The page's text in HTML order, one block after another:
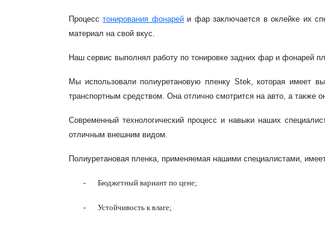
Процесстонирования фонарейи фар заключается в оклейке их
материал на свой вкус.
Наш сервис выполнял работу по тонировке задних фар и фонарей
Мы использовали полиуретановую пленку Stek, которая имеет
транспортным средством. Она отлично смотрится на авто, а также
Современный технологический процесс и навыки наших
отличным внешним видом.
Полиуретановая пленка, применяемая нашими специалистами,
- Бюджетный вариант по цене;
- Устойчивость к влаге;